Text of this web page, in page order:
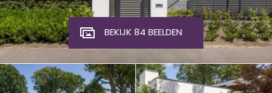
BEKIJK 84 BEELDEN